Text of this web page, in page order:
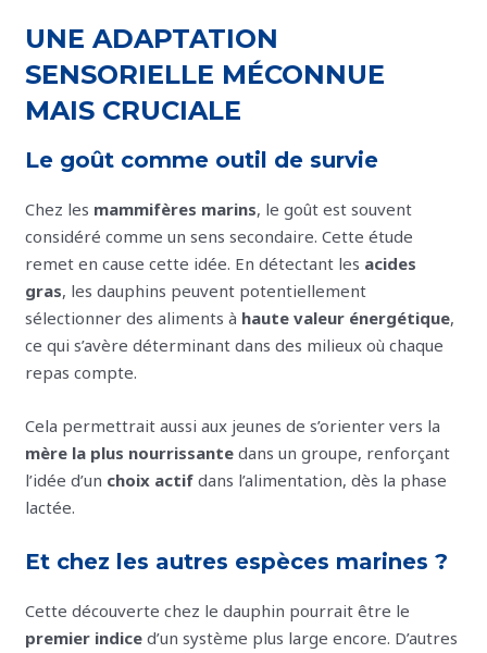
UNE ADAPTATION
SENSORIELLE MÉCONNUE
MAIS CRUCIALE
Le goût comme outil de survie
Chez les mammifères marins, le goût est souvent
considéré comme un sens secondaire. Cette étude
remet en cause cette idée. En détectant les acides
gras, les dauphins peuvent potentiellement
sélectionner des aliments à haute valeur énergétique,
ce qui s’avère déterminant dans des milieux où chaque
repas compte.
Cela permettrait aussi aux jeunes de s’orienter vers la
mère la plus nourrissante dans un groupe, renforçant
l’idée d’un choix actif dans l’alimentation, dès la phase
lactée.
Et chez les autres espèces marines ?
Cette découverte chez le dauphin pourrait être le
premier indice d’un système plus large encore. D’autres